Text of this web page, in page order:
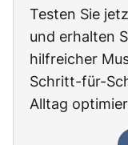
Testen Sie
und erhalten
hilfreicher
Schritt-für-
Alltag